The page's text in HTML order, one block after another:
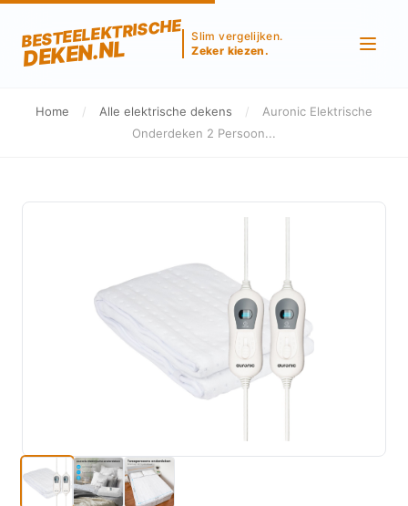
BESTEELEKTRISCHE
DEKEN.NL
Slim vergelijken.
Zeker kiezen.
Home / Alle elektrische dekens /
Auronic Elektrische
Onderdeken 2 Persoon...